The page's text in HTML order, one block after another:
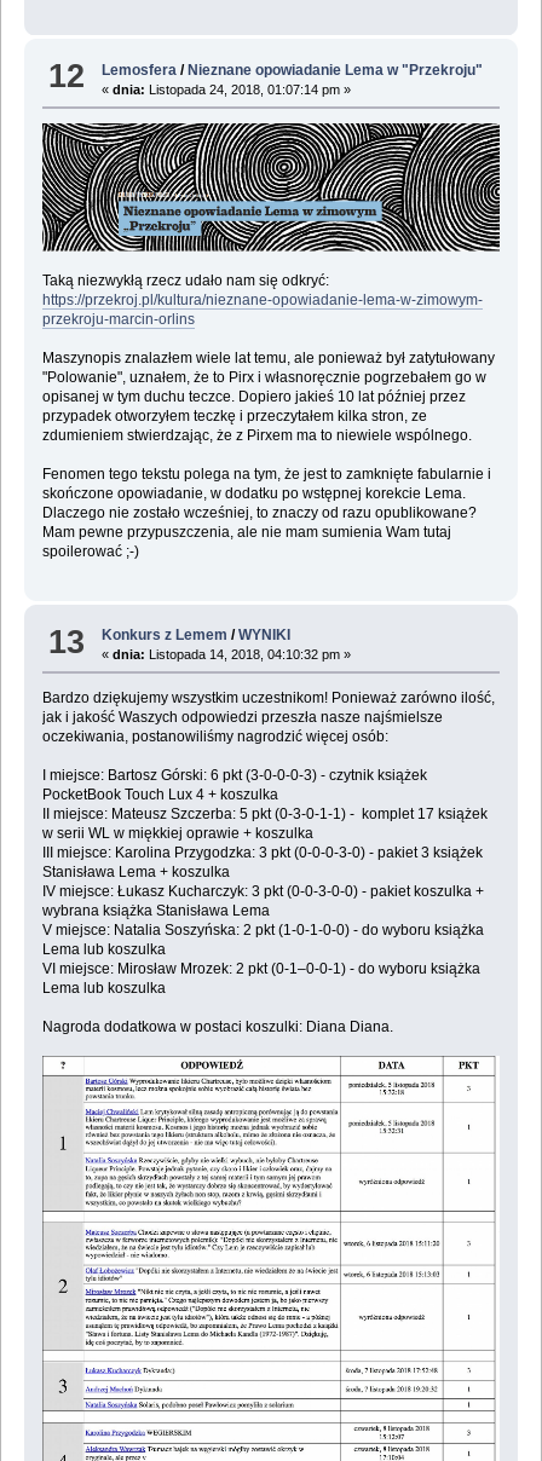
12 Lemosfera /Nieznane opowiadanie Lema w "Przekroju"
«dnia: Listopada 24, 2018, 01:07:14 pm »
Taką niezwykłą rzecz udało nam się odkryć:
https://przekroj.pl/kultura/nieznane-opowiadanie-lema-w-zimowym-
przekroju-marcin-orlins
Maszynopis znalazłem wiele lat temu, ale ponieważ był zatytułowany
"Polowanie", uznałem, że to Pirx i własnoręcznie pogrzebałem go w
opisanej w tym duchu teczce. Dopiero jakieś 10 lat później przez
przypadek otworzyłem teczkę i przeczytałem kilka stron, ze
zdumieniem stwierdzając, że z Pirxem ma to niewiele wspólnego.
Fenomen tego tekstu polega na tym, że jest to zamknięte fabularnie i
skończone opowiadanie, w dodatku po wstępnej korekcie Lema.
Dlaczego nie zostało wcześniej, to znaczy od razu opublikowane?
Mam pewne przypuszczenia, ale nie mam sumienia Wam tutaj
spoilerować ;-)
13 Konkurs z Lemem /WYNIKI
«dnia: Listopada 14, 2018, 04:10:32 pm »
Bardzo dziękujemy wszystkim uczestnikom! Ponieważ zarówno ilość,
jak i jakość Waszych odpowiedzi przeszła nasze najśmielsze
oczekiwania, postanowiliśmy nagrodzić więcej osób:
I miejsce: Bartosz Górski: 6 pkt (3-0-0-0-3) - czytnik książek
PocketBook Touch Lux 4 + koszulka
II miejsce: Mateusz Szczerba: 5 pkt (0-3-0-1-1) - komplet 17 książek
w serii WL w miękkiej oprawie + koszulka
III miejsce: Karolina Przygodzka: 3 pkt (0-0-0-3-0) - pakiet 3 książek
Stanisława Lema + koszulka
IV miejsce: Łukasz Kucharczyk: 3 pkt (0-0-3-0-0) - pakiet koszulka +
wybrana książka Stanisława Lema
V miejsce: Natalia Soszyńska: 2 pkt (1-0-1-0-0) - do wyboru książka
Lema lub koszulka
VI miejsce: Mirosław Mrozek: 2 pkt (0-1–0-0-1) - do wyboru książka
Lema lub koszulka
Nagroda dodatkowa w postaci koszulki: Diana Diana.